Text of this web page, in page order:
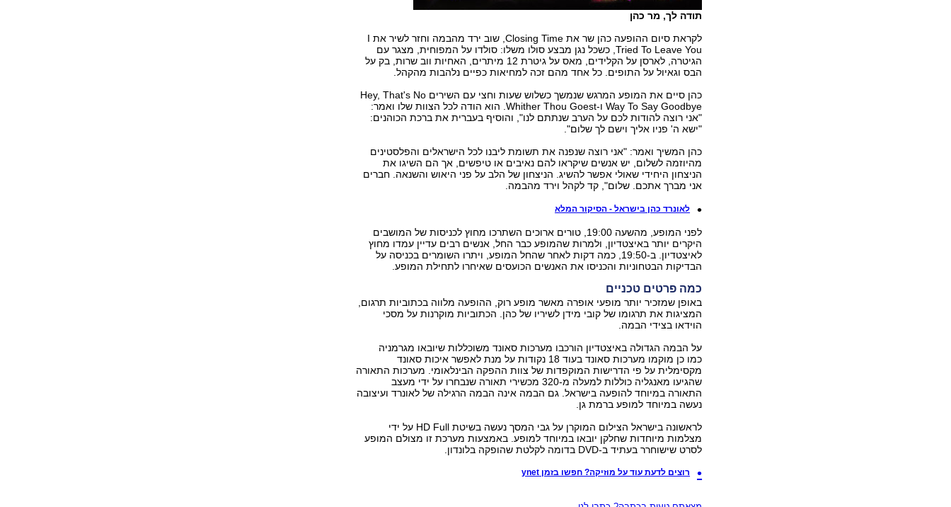
תודה לך, מר כהן
לקראת סיום ההופעה כהן שר את Closing Time, שוב ירד מהבמה וחזר לשיר את I
Tried To Leave You, כשכל נגן מבצע סולו משלו: סולדו על המפוחית, מצגר עם
הגיטרה, לארסן על הקלידים, מאס על גיטרת 12 מיתרים, האחיות ווב שרות, בק על
הבס וגאיול על התופים. כל אחד מהם זכה למחיאות כפיים נלהבות מהקהל.
כהן סיים את המופע המרגש שנמשך כשלוש שעות וחצי עם השירים Hey, That's No
Way To Say Goodbye ו-Whither Thou Goest. הוא הודה לכל הצוות שלו ואמר:
"אני רוצה להודות לכם על הערב שנתתם לנו", והוסיף בעברית את ברכת הכוהנים:
"ישא ה' פניו אליך וישם לך שלום".
כהן המשיך ואמר: "אני רוצה שנפנה את תשומת ליבנו לכל הישראלים והפלסטינים
מהיוזמה לשלום, יש אנשים שיקראו להם נאיבים או טיפשים, אך הם השיגו את
הניצחון היחידי שאולי אפשר להשיג. הניצחון של הלב על פני היאוש והשנאה. חברים
אני מברך אתכם. שלום", קד לקהל וירד מהבמה.
לאונרד כהן בישראל - הסיקור המלא
לפני המופע, מהשעה 19:00, טורים ארוכים השתרכו מחוץ לכניסות של המושבים
היקרים יותר באיצטדיון, ולמרות שהמופע כבר החל, אנשים רבים עדיין עמדו מחוץ
לאיצטדיון. ב-19:50, כמה דקות לאחר שהחל המופע, ויתרו השומרים בכניסה על
הבדיקות הבטחוניות והכניסו את האנשים הכועסים שאיחרו לתחילת המופע.
כמה פרטים טכניים
באופן שמזכיר יותר מופעי אופרה מאשר מופע רוק, ההופעה מלווה בכתוביות תרגום,
המציגות את תרגומו של קובי מידן לשיריו של כהן. הכתוביות מוקרנות על מסכי
הוידאו בצידי הבמה.
על הבמה הגדולה באיצטדיון הורכבו מערכות סאונד משוכללות שיובאו מגרמניה
כמו כן מוקמו מערכות סאונד בעוד 18 נקודות על מנת לאפשר איכות סאונד
מקסימלית על פי הדרישות המוקפדות של צוות ההפקה הבינלאומי. מערכות התאורה
שהגיעו מאנגליה כוללות למעלה מ-320 מכשירי תאורה שנבחרו על ידי מעצב
התאורה במיוחד להופעה בישראל. גם הבמה אינה הבמה הרגילה של לאונרד ועיצובה
נעשה במיוחד למופע ברמת גן.
לראשונה בישראל הצילום המוקרן על גבי המסך נעשה בשיטת HD Full על ידי
מצלמות מיוחדות שחלקן יובאו במיוחד למופע. באמצעות מערכת זו מצולם המופע
לסרט שישוחרר בעתיד ב-DVD בדומה לקלטת שהופקה בלונדון.
רוצים לדעת עוד על מוזיקה? חפשו בזמן ynet